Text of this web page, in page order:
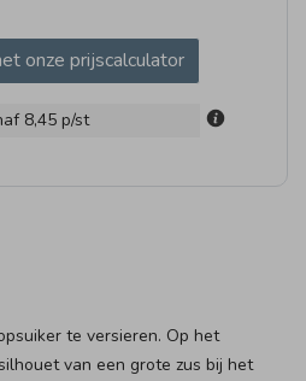
onze prijscalculator
8,45 p/st
te versieren. Op het
van een grote zus bij het